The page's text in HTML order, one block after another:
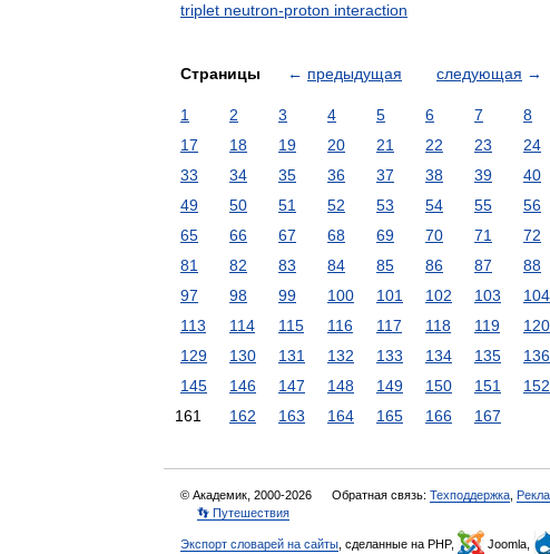
triplet neutron-proton interaction
Страницы ← предыдущая следующая →
1 2 3 4 5 6 7 8
17
18 19 20 21 22 23 24
33
34 35 36 37 38 39 40
49
50 51 52 53 54 55 56
65
66 67 68 69 70 71 72
81
82 83 84 85 86 87 88
97
98 99 100 101 102 103 104
113
114 115 116 117 118 119 120
129
130 131 132 133 134 135 136
145
146 147 148 149 150 151 152
161
162 163 164 165 166 167
© Академик, 2000-2026 Обратная связь: Техподдержка
👣 Путешествия
Экспорт словарей на сайты , сделанные на PHP, Joomla,